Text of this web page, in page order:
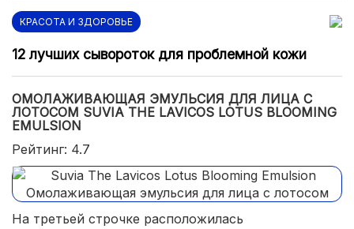
КРАСОТА И ЗДОРОВЬЕ
12 лучших сывороток для проблемной кожи
ОМОЛАЖИВАЮЩАЯ ЭМУЛЬСИЯ ДЛЯ ЛИЦА С
ЛОТОСОМ SUVIA THE LAVICOS LOTUS BLOOMING
EMULSION
Рейтинг: 4.7
На третьей строчке расположилась